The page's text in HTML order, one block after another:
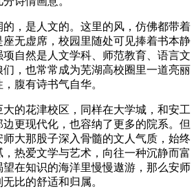
，是人文的。这里的风，仿佛都带着
无虚席，校园里随处可见捧着书本静
自然是人文学科、师范教育、语言文
，也常常成为芜湖高校圈里一道亮丽
腹有诗书气自华。
的花津校区，同样在大学城，和安工
更现代化，也容纳了更多的院系。但
大那股子深入骨髓的文人气质，始终
热爱文学与艺术，向往一种沉静而富
在知识的海洋里慢慢遨游，那么安师
比的舒适和归属。